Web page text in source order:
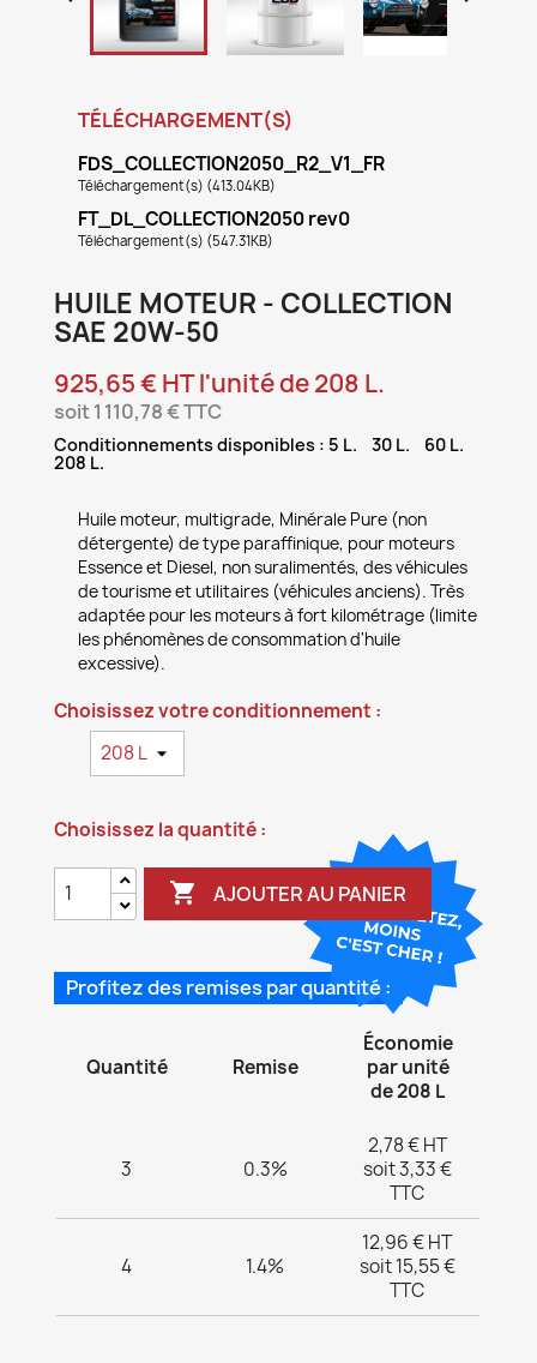
TÉLÉCHARGEMENT(S)
FDS_COLLECTION2050_R2_V1_FR
Téléchargement(s) (413.04KB)
FT_DL_COLLECTION2050 rev0
Téléchargement(s) (547.31KB)
HUILE MOTEUR - COLLECTION
SAE 20W-50
925,65 € HT l'unité de 208 L.
soit 1 110,78 € TTC
Conditionnements disponibles : 5 L. 30 L. 60 L.
208 L.
Huile moteur, multigrade, Minérale Pure (non
détergente) de type paraffinique, pour moteurs
Essence et Diesel, non suralimentés, des véhicules
de tourisme et utilitaires (véhicules anciens). Très
adaptée pour les moteurs à fort kilométrage (limite
les phénomènes de consommation d'huile
excessive).
Choisissez votre conditionnement :
Choisissez la quantité :
 AJOUTER AU PANIER
Profitez des remises par quantité :
Quantité Remise
Économie
par unité
de 208 L
3 0.3%
2,78 € HT
soit 3,33 €
TTC
4 1.4%
12,96 € HT
soit 15,55 €
TTC